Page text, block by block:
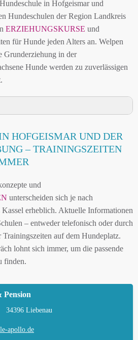
in Hofgeismar und
Hundeschulen der Region Landkreis
ERZIEHUNGSKURSE und
für Hunde jeden Alters an. Welpen
Grunderziehung in der
Hunde werden zu zuverlässigen
IN HOFGEISMAR UND DER
IN HOFGEISMAR
ORTE UND
IN HOFGEISMAR
– ONLINE-TEST
FÜR EINEN SICHEREN
HOFGEISMAR UND DER
– TRAININGSZEITEN
und
unterscheiden sich je nach
erheblich. Aktuelle Informationen
– entweder telefonisch oder durch
auf dem Hundeplatz.
lohnt sich immer, um die passende
finden.
Pension
34396 Liebenau
apollo.de